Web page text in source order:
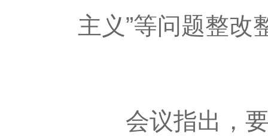
主义”等问题整改
会议指出，要